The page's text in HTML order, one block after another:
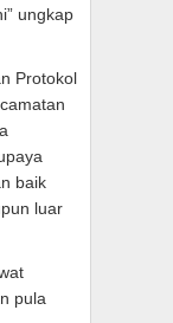
ungkap
Protokol
baik
luar
pula